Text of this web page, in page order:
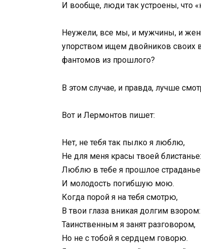
И вообще, люди так устроены, что
Неужели, все мы, и мужчины, и
упорством ищем двойников своих
фантомов из прошлого?
В этом случае, и правда, лучше
Вот и Лермонтов пишет:
Нет, не тебя так пылко я люблю,
Не для меня красы твоей блистанье:
Люблю в тебе я прошлое страданье
И молодость погибшую мою.
Когда порой я на тебя смотрю,
В твои глаза вникая долгим взором:
Таинственным я занят разговором,
Но не с тобой я сердцем говорю.